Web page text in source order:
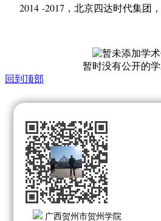
2014 -2017 ， 北京四达时代集团 ，
暂时没有公开的
回到顶部
广西贺州市贺州学院